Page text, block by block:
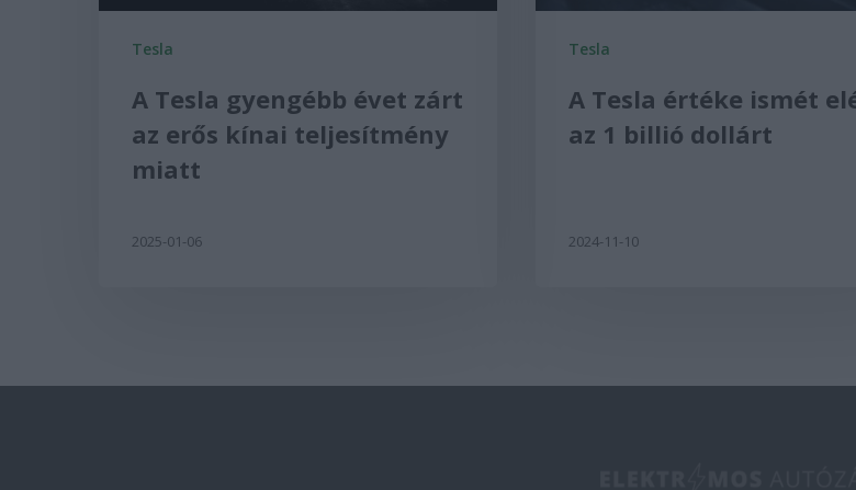
Tesla
A Tesla gyengébb évet zárt
az erős kínai teljesítmény
miatt
2025-01-06
Tesla
A Tesla értéke ismét
az 1 billió dollárt
2024-11-10